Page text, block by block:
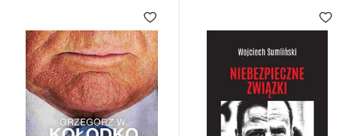
5.00 3.65